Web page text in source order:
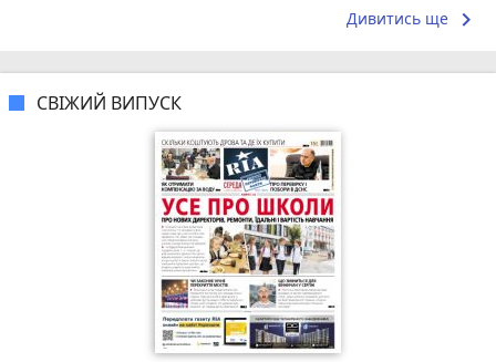
Дивитись ще keyboard_arrow_right
СВІЖИЙ ВИПУСК